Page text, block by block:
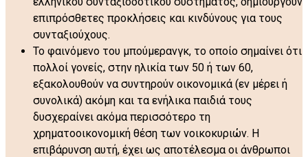
επιπρόσθετες προκλήσεις και κινδύνους για τους
συνταξιούχους.
Το φαινόμενο του μπούμερανγκ, το οποίο σημαίνει ότι
πολλοί γονείς, στην ηλικία των 50 ή των 60,
εξακολουθούν να συντηρούν οικονομικά (εν μέρει ή
συνολικά) ακόμη και τα ενήλικα παιδιά τους
δυσχεραίνει ακόμα περισσότερο τη
χρηματοοικονομική θέση των νοικοκυριών. Η
επιβάρυνση αυτή, έχει ως αποτέλεσμα οι άνθρωποι